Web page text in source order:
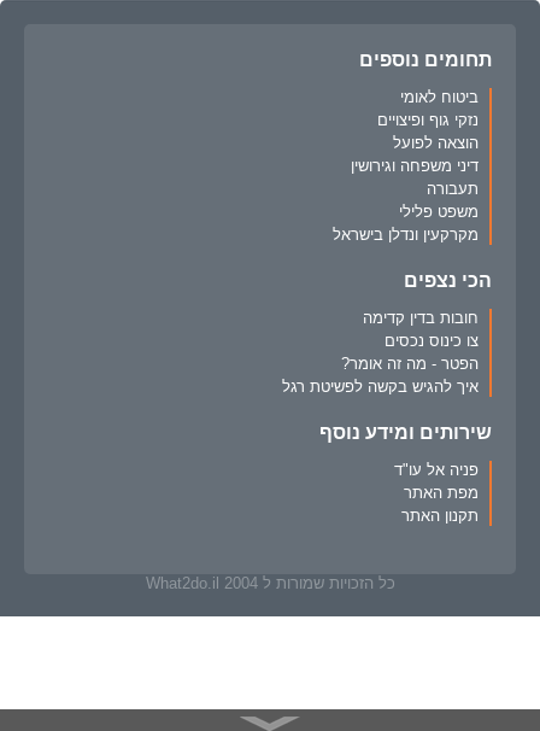
תחומים נוספים
ביטוח לאומי
נזקי גוף ופיצויים
הוצאה לפועל
דיני משפחה וגירושין
תעבורה
משפט פלילי
מקרקעין ונדלן בישראל
הכי נצפים
חובות בדין קדימה
צו כינוס נכסים
הפטר - מה זה אומר?
איך להגיש בקשה לפשיטת רגל
שירותים ומידע נוסף
פניה אל עו"ד
מפת האתר
תקנון האתר
כל הזכויות שמורות ל What2do.il 2004